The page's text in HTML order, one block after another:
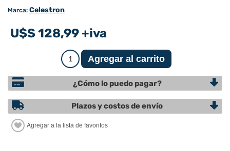
Marca: Celestron
U$S 128,99 +iva
¿Cómo lo puedo pagar?
Plazos y costos de envío